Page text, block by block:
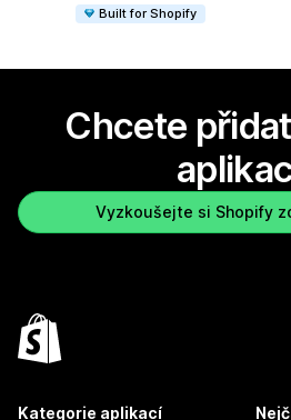
Built for Shopify
Chcete
Vyzkoušejte si Shopify
Kategorie aplikací